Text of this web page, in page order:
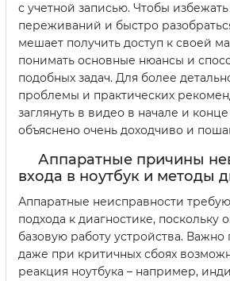
с учетной записью. Чтобы
переживаний и быстро
мешает получить доступ к своей
понимать основные нюансы и
подобных задач. Для более
проблемы и практических
заглянуть в видео в начале и конце
объяснено очень доходчиво и
Аппаратные причины
входа в ноутбук и методы
Аппаратные неисправности
подхода к диагностике, поскольку
базовую работу устройства. Важно
даже при критичных сбоях
реакция ноутбука – например,